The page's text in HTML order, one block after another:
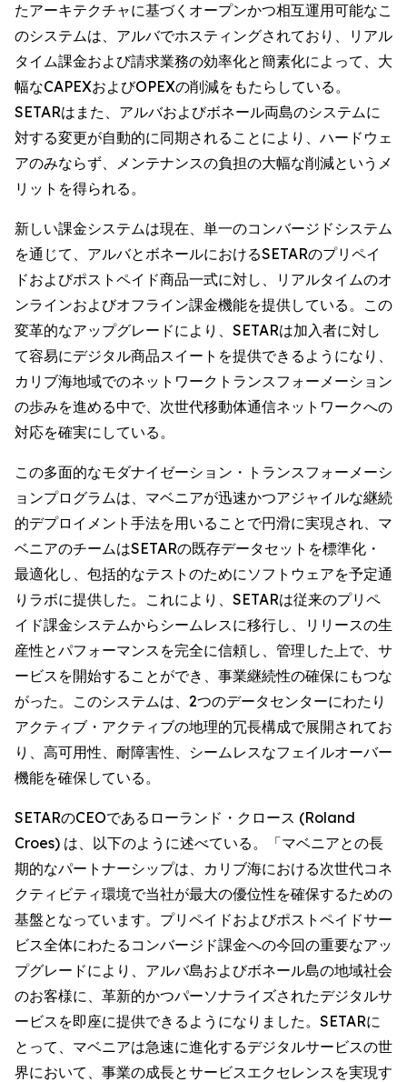
たアーキテクチャに基づくオープンかつ相互運用可能なこ
のシステムは、アルバでホスティングされており、リアル
タイム課金および請求業務の効率化と簡素化によって、大
幅なCAPEXおよびOPEXの削減をもたらしている。
SETARはまた、アルバおよびボネール両島のシステムに
対する変更が自動的に同期されることにより、ハードウェ
アのみならず、メンテナンスの負担の大幅な削減というメ
リットを得られる。
新しい課金システムは現在、単一のコンバージドシステム
を通じて、アルバとボネールにおけるSETARのプリペイ
ドおよびポストペイド商品一式に対し、リアルタイムのオ
ンラインおよびオフライン課金機能を提供している。この
変革的なアップグレードにより、SETARは加入者に対し
て容易にデジタル商品スイートを提供できるようになり、
カリブ海地域でのネットワークトランスフォーメーション
の歩みを進める中で、次世代移動体通信ネットワークへの
対応を確実にしている。
この多面的なモダナイゼーション・トランスフォーメーシ
ョンプログラムは、マベニアが迅速かつアジャイルな継続
的デプロイメント手法を用いることで円滑に実現され、マ
ベニアのチームはSETARの既存データセットを標準化・
最適化し、包括的なテストのためにソフトウェアを予定通
りラボに提供した。これにより、SETARは従来のプリペ
イド課金システムからシームレスに移行し、リリースの生
産性とパフォーマンスを完全に信頼し、管理した上で、サ
ービスを開始することができ、事業継続性の確保にもつな
がった。このシステムは、2つのデータセンターにわたり
アクティブ・アクティブの地理的冗長構成で展開されてお
り、高可用性、耐障害性、シームレスなフェイルオーバー
機能を確保している。
SETARのCEOであるローランド・クロース (Roland
Croes) は、以下のように述べている。「マベニアとの長
期的なパートナーシップは、カリブ海における次世代コネ
クティビティ環境で当社が最大の優位性を確保するための
基盤となっています。プリペイドおよびポストペイドサー
ビス全体にわたるコンバージド課金への今回の重要なアッ
プグレードにより、アルバ島およびボネール島の地域社会
のお客様に、革新的かつパーソナライズされたデジタルサ
ービスを即座に提供できるようになりました。SETARに
とって、マベニアは急速に進化するデジタルサービスの世
界において、事業の成長とサービスエクセレンスを実現す